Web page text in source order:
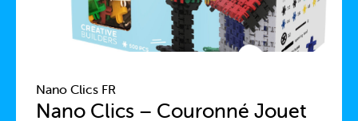
Nano Clics FR
Nano Clics – Couronné Jouet